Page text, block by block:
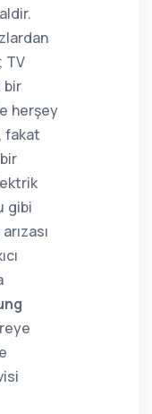
TV
bir
herşey
fakat
gibi